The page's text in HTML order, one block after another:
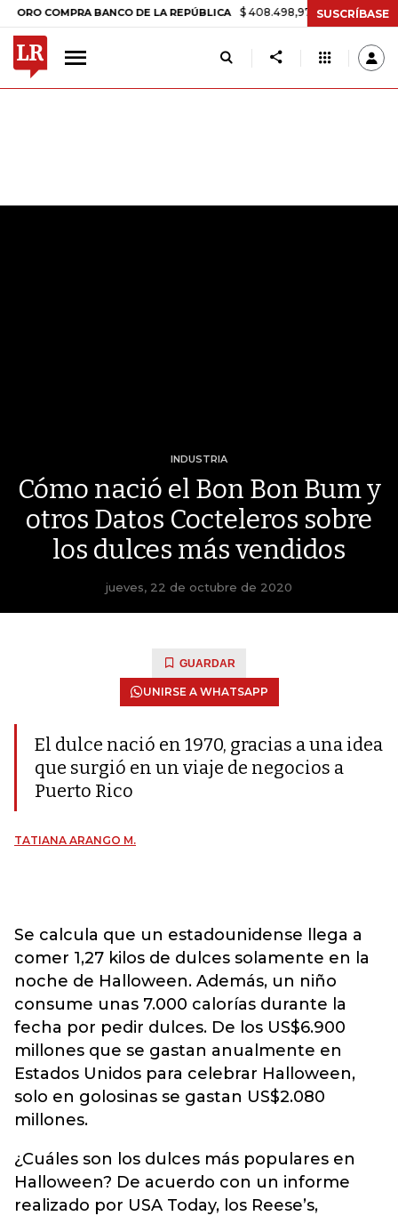
COMPRA BANCO DE LA REPÚBLICA $ 408.498,97 +$ 8.753,81 +2,19%
SUSCRÍBASE
INDUSTRIA
Cómo nació el Bon Bon Bum y
otros Datos Cocteleros sobre
los dulces más vendidos
jueves, 22 de octubre de 2020
GUARDAR
UNIRSE A WHATSAPP
El dulce nació en 1970, gracias a una idea
que surgió en un viaje de negocios a
Puerto Rico
TATIANA ARANGO M.
Se calcula que un estadounidense llega a
comer 1,27 kilos de dulces solamente en la
noche de Halloween. Además, un niño
consume unas 7.000 calorías durante la
fecha por pedir dulces. De los US$6.900
millones que se gastan anualmente en
Estados Unidos para celebrar Halloween,
solo en golosinas se gastan US$2.080
millones.
¿Cuáles son los dulces más populares en
Halloween? De acuerdo con un informe
realizado por USA Today, los Reese’s,